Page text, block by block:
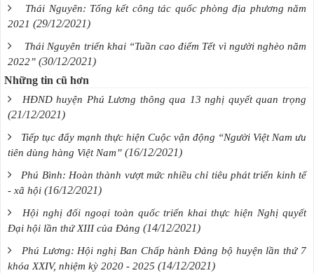
Thái Nguyên: Tổng kết công tác quốc phòng địa phương năm
2021 (29/12/2021)
Thái Nguyên triển khai “Tuần cao điểm Tết vì người nghèo năm
2022” (30/12/2021)
Những tin cũ hơn
HĐND huyện Phú Lương thông qua 13 nghị quyết quan trọng
(21/12/2021)
Tiếp tục đẩy mạnh thực hiện Cuộc vận động “Người Việt Nam ưu
tiên dùng hàng Việt Nam” (16/12/2021)
Phú Bình: Hoàn thành vượt mức nhiều chỉ tiêu phát triển kinh tế
- xã hội (16/12/2021)
Hội nghị đối ngoại toàn quốc triển khai thực hiện Nghị quyết
Đại hội lần thứ XIII của Đảng (14/12/2021)
Phú Lương: Hội nghị Ban Chấp hành Đảng bộ huyện lần thứ 7
khóa XXIV, nhiệm kỳ 2020 - 2025 (14/12/2021)